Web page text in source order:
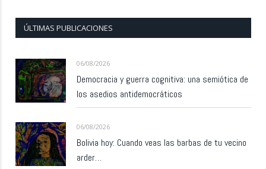
ÚLTIMAS PUBLICACIONES
06/08/2026
Democracia y guerra cognitiva: una semiótica de
los asedios antidemocráticos
06/08/2026
Bolivia hoy: Cuando veas las barbas de tu vecino
arder…